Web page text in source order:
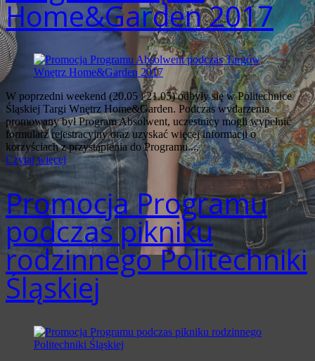
Home&Garden 2017
W poprzedni weekend (20.05 i 21.05) odbyły się w Politechnice
Śląskiej Targi Wnętrz Home&Garden. Podczas wydarzenia
promowany był Program Absolwent, uczestnicy mogli wypełnić
formularz rejestracyjny oraz uzyskać więcej informacji o
korzyściach z przystąpienia do Programu....
Czytaj więcej
Promocja Programu
podczas pikniku
rodzinnego Politechniki
Śląskiej